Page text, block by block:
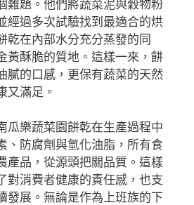
難題。他們將蔬菜泥與穀物粉
經過多次試驗找到最適合的烘
乾在內部水分充分蒸發的同
黃酥脆的質地。這樣一來，餅
膩的口感，更保有蔬菜的天然
又滿足。
瓜樂蔬菜園餅乾在生產過程中
、防腐劑與氫化油脂，所有食
產品，從源頭把關品質。這樣
對消費者健康的責任感，也支
發展。無論是作為上班族的下